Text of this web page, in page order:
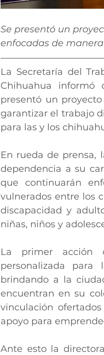
Se presentó un
enfocadas de
La Secretaría del
Chihuahua informó
presentó un
garantizar el trabajo
para las y los
En rueda de prensa,
dependencia a su
que continuarán
vulnerados entre los
discapacidad y
niñas, niños y
La primer acción
personalizada para
brindando a la
encuentran en su
vinculación
apoyo para
Ante esto la